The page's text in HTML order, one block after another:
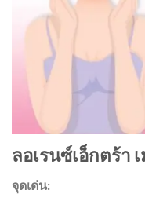
ลอเรนซ์เอ็กตร้า
จุดเด่น: